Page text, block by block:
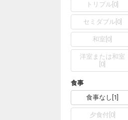
トリプル 0
セミダブル[ 0]
和室 0
洋室または和室
0
食事
食事なし 1
夕食付 0]